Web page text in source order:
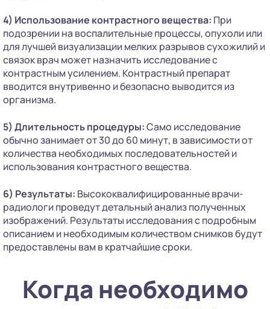
4) Использование контрастного вещества: При
подозрении на воспалительные процессы, опухоли или
для лучшей визуализации мелких разрывов сухожилий и
связок врач может назначить исследование с
контрастным усилением. Контрастный препарат
вводится внутривенно и безопасно выводится из
организма.
5) Длительность процедуры:Само исследование
обычно занимает от 30 до 60 минут, в зависимости от
количества необходимых последовательностей и
использования контрастного вещества.
6) Результаты: Высококвалифицированные врачи-
радиологи проведут детальный анализ полученных
изображений. Результаты исследования с подробным
описанием и необходимым количеством снимков будут
предоставлены вам в кратчайшие сроки.
Когда необходимо